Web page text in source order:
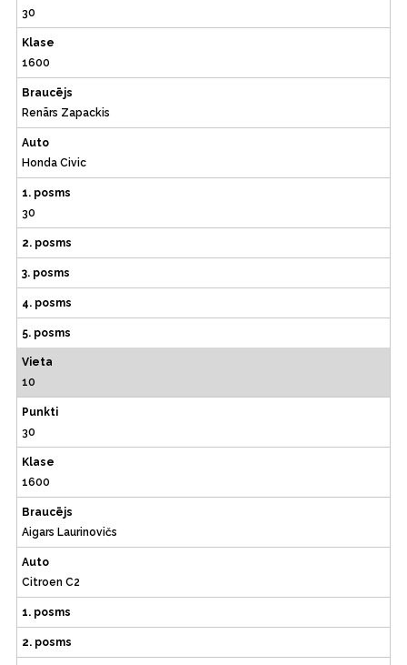
30
Klase
1600
Braucējs
Renārs Zapackis
Auto
Honda Civic
1. posms
30
2. posms
3. posms
4. posms
5. posms
Vieta
10
Punkti
30
Klase
1600
Braucējs
Aigars Laurinovičs
Auto
Citroen C2
1. posms
2. posms